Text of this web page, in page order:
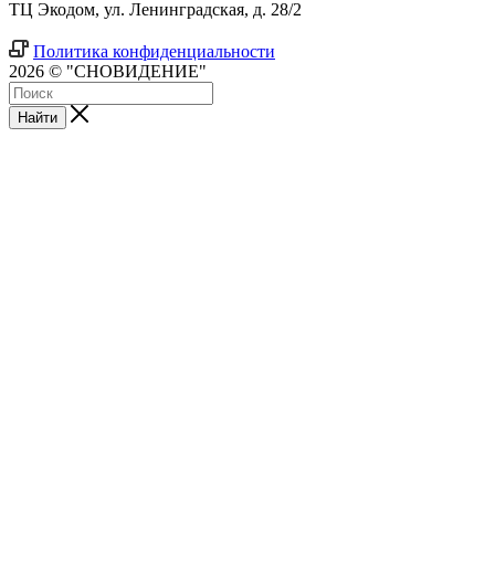
ТЦ Экодом, ул. Ленинградская, д. 28/2
Политика конфиденциальности
2026 © "СНОВИДЕНИЕ"
Найти